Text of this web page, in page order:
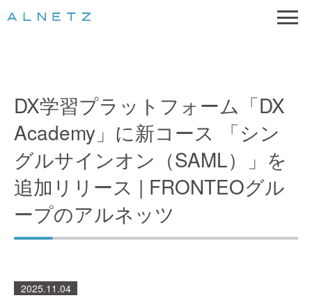
DX学習プラットフォーム「DX
Academy」に新コース 「シン
グルサインオン（SAML）」を
追加リリース | FRONTEOグル
ープのアルネッツ
2025.11.04